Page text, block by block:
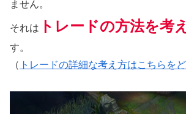
ません。
それは トレードの方法を考
す。
（ トレードの詳細な考え方はこちらを